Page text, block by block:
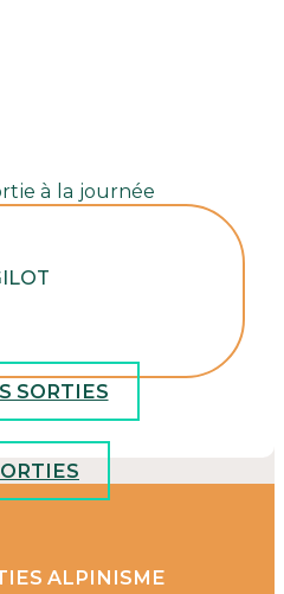
à la journée
SORTIES
ALPINISME